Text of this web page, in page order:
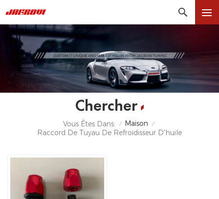
Chercher
Vous Êtes Dans: / Maison /
Raccord De Tuyau De Refroidisseur D'huile